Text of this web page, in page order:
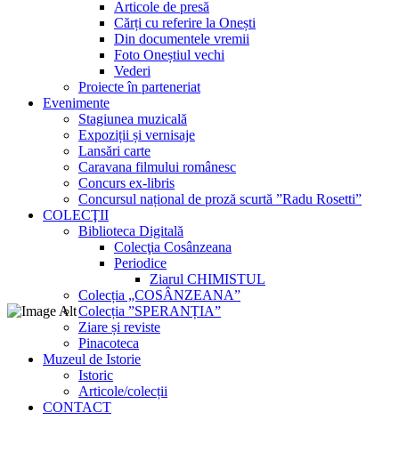
Articole de presă
Cărți cu referire la Onești
Din documentele vremii
Foto Oneștiul vechi
Vederi
Proiecte în parteneriat
Evenimente
Stagiunea muzicală
Expoziții și vernisaje
Lansări carte
Caravana filmului românesc
Concurs ex-libris
Concursul național de proză scurtă ”Radu Rosetti”
COLECŢII
Biblioteca Digitală
Colecţia Cosânzeana
Periodice
Ziarul CHIMISTUL
Colecția „COSÂNZEANA”
Colecția ”SPERANȚIA”
Ziare și reviste
Pinacoteca
Muzeul de Istorie
Istoric
Articole/colecții
CONTACT